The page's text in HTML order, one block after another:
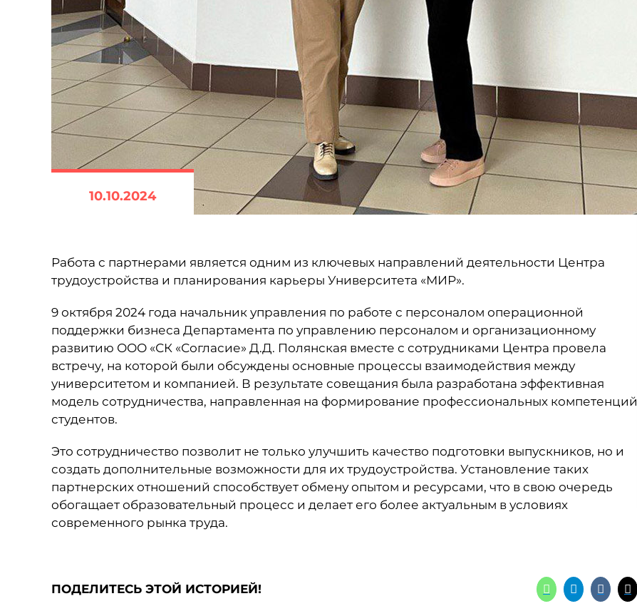
10.10.2024
Работа с партнерами является одним из ключевых направлений деятельности Центра
трудоустройства и планирования карьеры Университета «МИР».
9 октября 2024 года начальник управления по работе с персоналом операционной
поддержки бизнеса Департамента по управлению персоналом и организационному
развитию ООО «СК «Согласие» Д.Д. Полянская вместе с сотрудниками Центра провела
встречу, на которой были обсуждены основные процессы взаимодействия между
университетом и компанией. В результате совещания была разработана эффективная
модель сотрудничества, направленная на формирование профессиональных компетенций
студентов.
Это сотрудничество позволит не только улучшить качество подготовки выпускников, но и
создать дополнительные возможности для их трудоустройства. Установление таких
партнерских отношений способствует обмену опытом и ресурсами, что в свою очередь
обогащает образовательный процесс и делает его более актуальным в условиях
современного рынка труда.
ПОДЕЛИТЕСЬ ЭТОЙ ИСТОРИЕЙ!